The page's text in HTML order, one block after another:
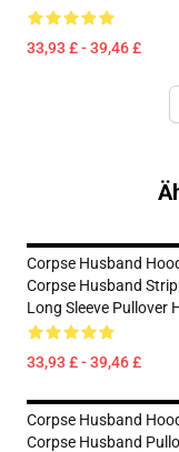
33,93 £ - 39,46 £
Corpse Husband
Corpse Husband
Long Sleeve Pullover
33,93 £ - 39,46 £
Corpse Husband
Corpse Husband